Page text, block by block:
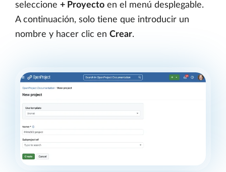
seleccione + Proyecto en el menú desplegable.
A continuación, solo tiene que introducir un
nombre y hacer clic en Crear.